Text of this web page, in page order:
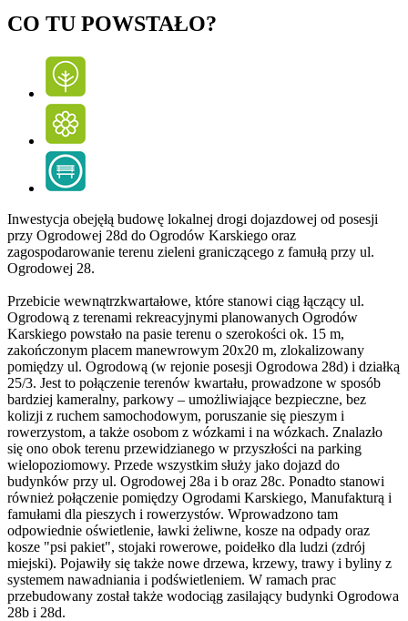
CO TU POWSTAŁO?
Inwestycja obejęłą budowę lokalnej drogi dojazdowej od posesji
przy Ogrodowej 28d do Ogrodów Karskiego oraz
zagospodarowanie terenu zieleni graniczącego z famułą przy ul.
Ogrodowej 28.
Przebicie wewnątrzkwartałowe, które stanowi ciąg łączący ul.
Ogrodową z terenami rekreacyjnymi planowanych Ogrodów
Karskiego powstało na pasie terenu o szerokości ok. 15 m,
zakończonym placem manewrowym 20x20 m, zlokalizowany
pomiędzy ul. Ogrodową (w rejonie posesji Ogrodowa 28d) i działką
25/3. Jest to połączenie terenów kwartału, prowadzone w sposób
bardziej kameralny, parkowy – umożliwiające bezpieczne, bez
kolizji z ruchem samochodowym, poruszanie się pieszym i
rowerzystom, a także osobom z wózkami i na wózkach. Znalazło
się ono obok terenu przewidzianego w przyszłości na parking
wielopoziomowy. Przede wszystkim służy jako dojazd do
budynków przy ul. Ogrodowej 28a i b oraz 28c. Ponadto stanowi
również połączenie pomiędzy Ogrodami Karskiego, Manufakturą i
famułami dla pieszych i rowerzystów. Wprowadzono tam
odpowiednie oświetlenie, ławki żeliwne, kosze na odpady oraz
kosze "psi pakiet", stojaki rowerowe, poidełko dla ludzi (zdrój
miejski). Pojawiły się także nowe drzewa, krzewy, trawy i byliny z
systemem nawadniania i podświetleniem. W ramach prac
przebudowany został także wodociąg zasilający budynki Ogrodowa
28b i 28d.